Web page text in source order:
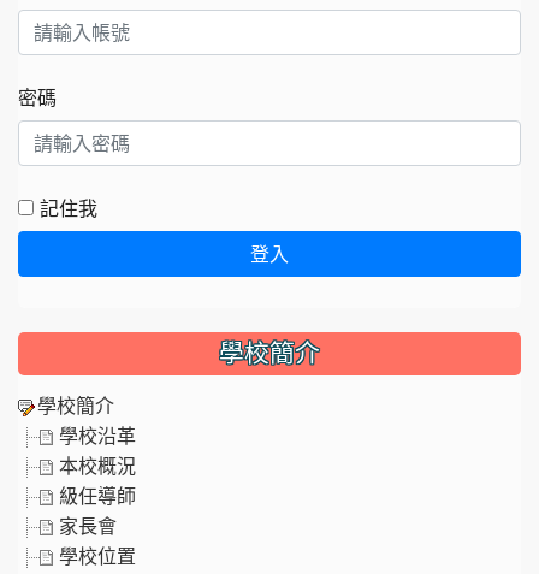
密碼
記住我
登入
學校簡介
學校簡介
學校沿革
本校概況
級任導師
家長會
學校位置